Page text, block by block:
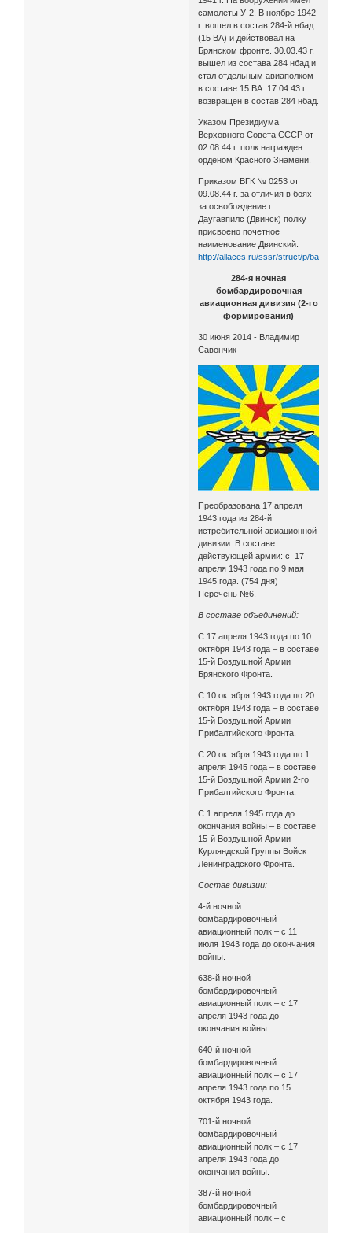
самолеты У-2. В ноябре 1942
г. вошел в состав 284-й нбад
(15 ВА) и действовал на
Брянском фронте. 30.03.43 г.
вышел из состава 284 нбад и
стал отдельным авиаполком
в составе 15 ВА. 17.04.43 г.
возвращен в состав 284 нбад.
Указом Президиума
Верховного Совета СССР от
02.08.44 г. полк награжден
орденом Красного Знамени.
Приказом ВГК № 0253 от
09.08.44 г. за отличия в боях
за освобождение г.
Даугавпилс (Двинск) полку
присвоено почетное
наименование Двинский.
http://allaces.ru/sssr/struct/p/
284-я ночная
бомбардировочная
авиационная дивизия (2-го
формирования)
30 июня 2014 - Владимир
Савончик
Преобразована 17 апреля
1943 года из 284-й
истребительной авиационной
дивизии. В составе
действующей армии: с 17
апреля 1943 года по 9 мая
1945 года. (754 дня)
Перечень №6.
В составе объединений:
С 17 апреля 1943 года по 10
октября 1943 года – в составе
15-й Воздушной Армии
Брянского Фронта.
С 10 октября 1943 года по 20
октября 1943 года – в составе
15-й Воздушной Армии
Прибалтийского Фронта.
С 20 октября 1943 года по 1
апреля 1945 года – в составе
15-й Воздушной Армии 2-го
Прибалтийского Фронта.
С 1 апреля 1945 года до
окончания войны – в составе
15-й Воздушной Армии
Курляндской Группы Войск
Ленинградского Фронта.
Состав дивизии:
4-й ночной
бомбардировочный
авиационный полк – с 11
июля 1943 года до окончания
войны.
638-й ночной
бомбардировочный
авиационный полк – с 17
апреля 1943 года до
окончания войны.
640-й ночной
бомбардировочный
авиационный полк – с 17
апреля 1943 года по 15
октября 1943 года.
701-й ночной
бомбардировочный
авиационный полк – с 17
апреля 1943 года до
окончания войны.
387-й ночной
бомбардировочный
авиационный полк – с